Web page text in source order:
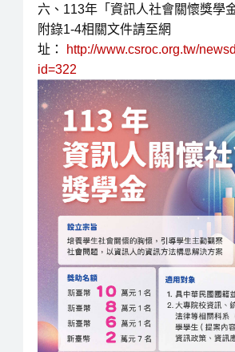
六、113年「資訊人社會關懷獎學
附錄1-4相關文件請至網
址：
http://www.csroc.org.tw/
id=322